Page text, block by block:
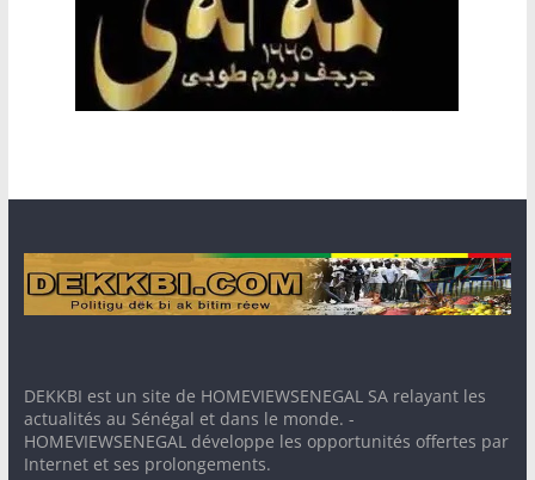
DEKKBI est un site de HOMEVIEWSENEGAL SA relayant les
actualités au Sénégal et dans le monde. -
HOMEVIEWSENEGAL développe les opportunités offertes par
Internet et ses prolongements.